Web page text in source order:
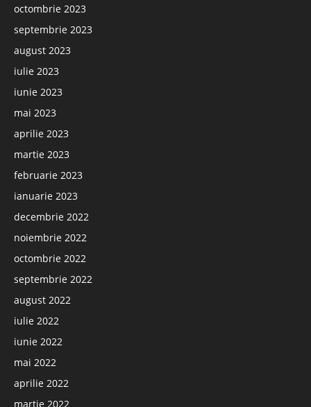
octombrie 2023
septembrie 2023
august 2023
iulie 2023
iunie 2023
mai 2023
aprilie 2023
martie 2023
februarie 2023
ianuarie 2023
decembrie 2022
noiembrie 2022
octombrie 2022
septembrie 2022
august 2022
iulie 2022
iunie 2022
mai 2022
aprilie 2022
martie 2022